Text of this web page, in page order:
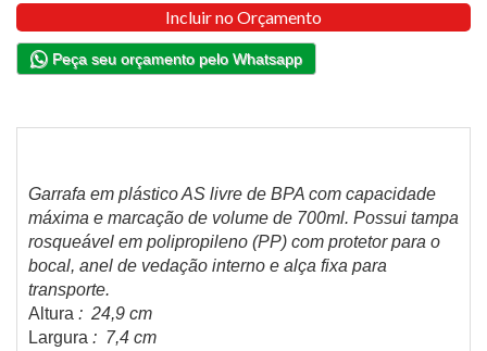
Incluir no Orçamento
Peça seu orçamento pelo Whatsapp
Garrafa em plástico AS livre de BPA com capacidade
máxima e marcação de volume de 700ml. Possui tampa
rosqueável em polipropileno (PP) com protetor para o
bocal, anel de vedação interno e alça fixa para
transporte.
Altura : 24,9 cm
Largura : 7,4 cm